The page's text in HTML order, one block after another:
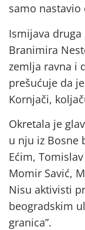
samo nastavio
Ismijava
Branimira
zemlja ravna i
prešućuje da
Kornjači,
Okretala je
u nju iz Bosne
Ećim,
Momir Savić,
Nisu aktivisti
beogradskim
granica”.